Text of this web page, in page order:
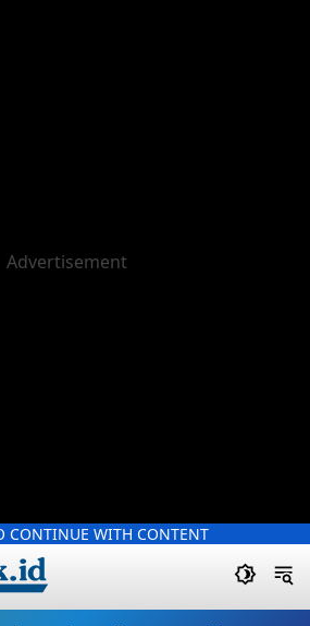
CONTINUE WITH CONTENT